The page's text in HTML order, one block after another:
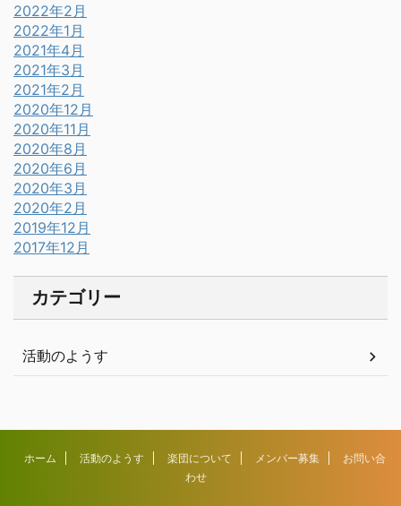
2022年2月
2022年1月
2021年4月
2021年3月
2021年2月
2020年12月
2020年11月
2020年8月
2020年6月
2020年3月
2020年2月
2019年12月
2017年12月
カテゴリー
活動のようす
ホーム 活動のようす 楽団について メンバー募集
お問い合
わせ